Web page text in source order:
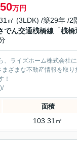
万円
㎡ (3LDK) /築29年 /2
でん交通桟橋線 「桟橋
ライズホーム株式会社
ざまな不動産情報を取り
！
面積
103.31㎡